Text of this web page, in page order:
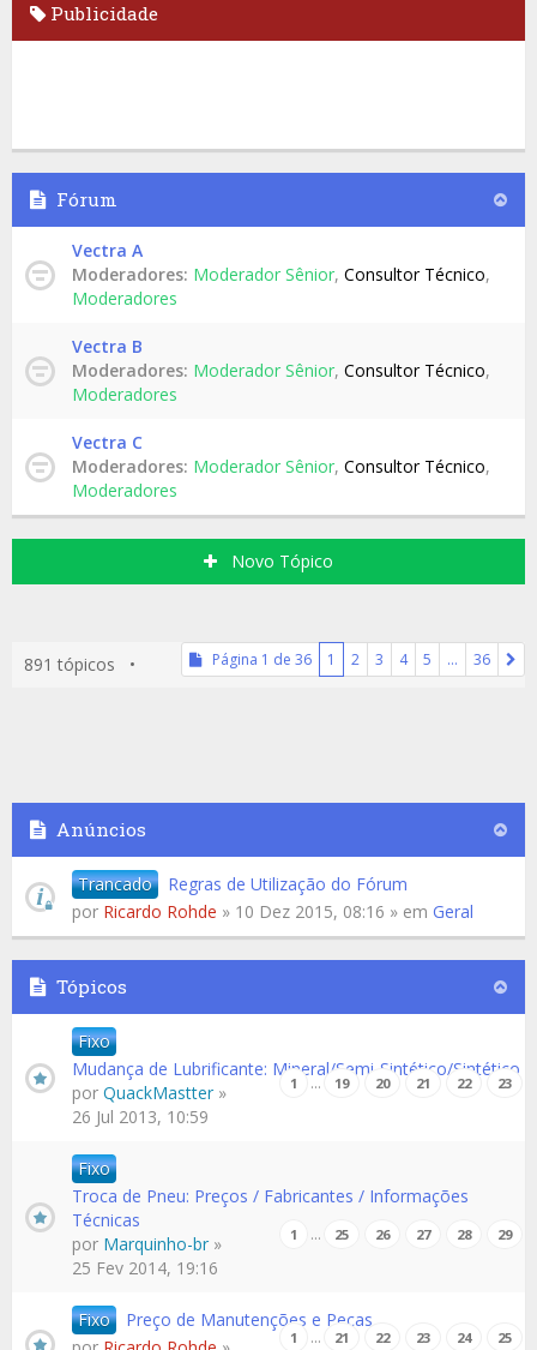
Publicidade
Fórum
Vectra A
Moderadores: Moderador Sênior, Consultor Técnico,
Moderadores
Vectra B
Moderadores: Moderador Sênior, Consultor Técnico,
Moderadores
Vectra C
Moderadores: Moderador Sênior, Consultor Técnico,
Moderadores
Novo Tópico
891 tópicos • Página 1 de 36 1 2 3 4 5 … 36
Anúncios
Trancado
Regras de Utilização do Fórum
por Ricardo Rohde » 10 Dez 2015, 08:16 » em Geral
Tópicos
Fixo
Mudança de Lubrificante: Mineral/Semi-Sintético/Sintético
1 … 19 20 21 22 23
por QuackMastter »
26 Jul 2013, 10:59
Fixo
Troca de Pneu: Preços / Fabricantes / Informações
Técnicas
1 … 25 26 27 28 29
por Marquinho-br »
25 Fev 2014, 19:16
Fixo Preço de Manutenções e Peças
1 … 21 22 23 24 25